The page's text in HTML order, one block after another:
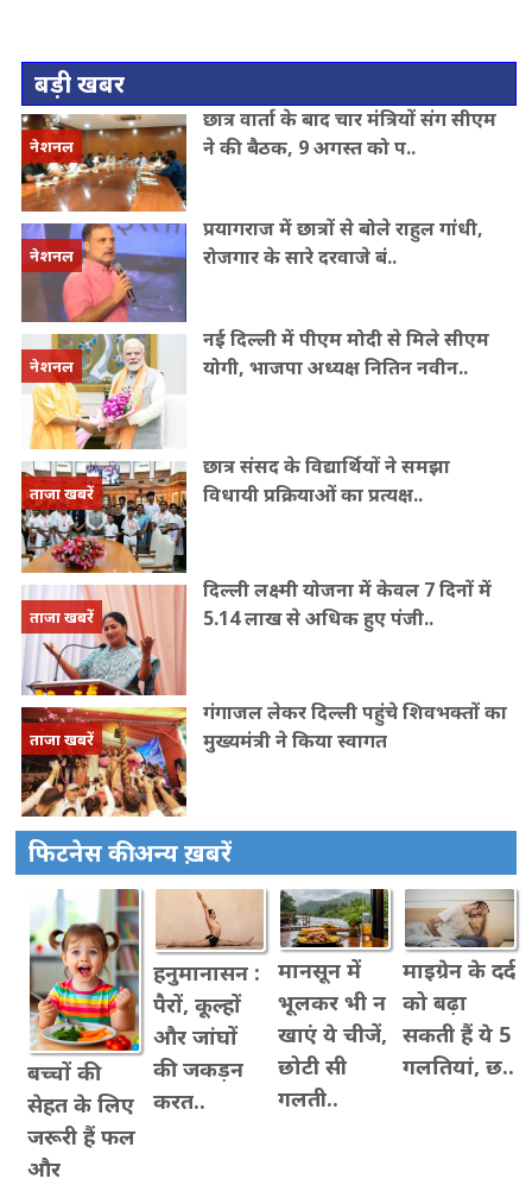
बड़ी खबर
नेशनल
छात्र वार्ता के बाद चार मंत्रियों संग सीएम
ने की बैठक, 9 अगस्त को प..
नेशनल
प्रयागराज में छात्रों से बोले राहुल गांधी,
रोजगार के सारे दरवाजे बं..
नेशनल
नई दिल्ली में पीएम मोदी से मिले सीएम
योगी, भाजपा अध्यक्ष नितिन नवीन..
ताजा खबरें
छात्र संसद के विद्यार्थियों ने समझा
विधायी प्रक्रियाओं का प्रत्यक्ष..
ताजा खबरें
दिल्ली लक्ष्मी योजना में केवल 7 दिनों में
5.14 लाख से अधिक हुए पंजी..
ताजा खबरें
गंगाजल लेकर दिल्ली पहुंचे शिवभक्तों का
मुख्यमंत्री ने किया स्वागत
फिटनेस की अन्य ख़बरें
बच्चों की
सेहत के लिए
जरूरी हैं फल
और
हनुमानासन :
पैरों, कूल्हों
और जांघों
की जकड़न
करत..
मानसून में
भूलकर भी न
खाएं ये चीजें,
छोटी सी
गलती..
माइग्रेन के दर्द
को बढ़ा
सकती हैं ये 5
गलतियां, छ..